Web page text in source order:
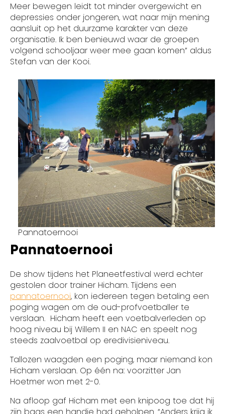
Meer bewegen leidt tot minder overgewicht en
depressies onder jongeren, wat naar mijn mening
aansluit op het duurzame karakter van deze
organisatie. Ik ben benieuwd waar de groepen
volgend schooljaar weer mee gaan komen” aldus
Stefan van der Kooi.
Pannatoernooi
Pannatoernooi
De show tijdens het Planeetfestival werd echter
gestolen door trainer Hicham. Tijdens een
pannatoernooi, kon iedereen tegen betaling een
poging wagen om de oud-profvoetballer te
verslaan. Hicham heeft een voetbalverleden op
hoog niveau bij Willem II en NAC en speelt nog
steeds zaalvoetbal op eredivisieniveau.
Tallozen waagden een poging, maar niemand kon
Hicham verslaan. Op één na: voorzitter Jan
Hoetmer won met 2-0.
Na afloop gaf Hicham met een knipoog toe dat hij
zijn baas een handje had geholpen. “Anders krijg ik